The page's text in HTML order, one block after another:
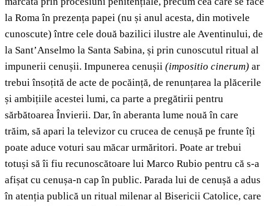
la Roma în prezența papei (nu și anul acesta, din motivele
cunoscute) între cele două bazilici ilustre ale Aventinului, de
la Sant’Anselmo la Santa Sabina, și prin cunoscutul ritual al
impunerii cenușii. Impunerea cenușii (impositio cinerum) ar
trebui însoțită de acte de pocăință, de renunțarea la plăcerile
și ambițiile acestei lumi, ca parte a pregătirii pentru
sărbătoarea Învierii. Dar, în aberanta lume nouă în care
trăim, să apari la televizor cu crucea de cenușă pe frunte îți
poate aduce voturi sau măcar urmăritori. Poate ar trebui
totuși să îi fiu recunoscătoare lui Marco Rubio pentru că s-a
afișat cu cenușa-n cap în public. Parada lui de cenușă a adus
în atenția publică un ritual milenar al Bisericii Catolice, care